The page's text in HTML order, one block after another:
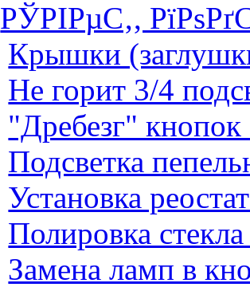
РЎРІРµС‚,
Крышки
Не горит 3/4
"Дребезг"
Подсветка
Установка
Полировка
Замена ламп в